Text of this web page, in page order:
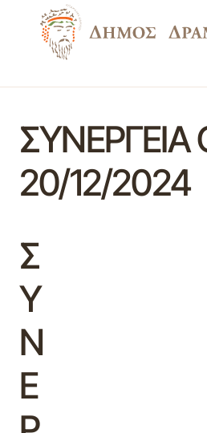
20/12/2024
Σ
Υ
Ν
Ε